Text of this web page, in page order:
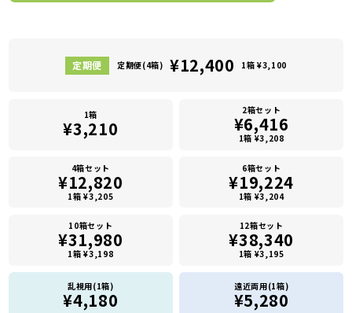
定期便(4箱) ¥12,400 1箱 ¥3,100
1箱
¥3,210
2箱セット
¥6,416
1箱 ¥3,208
4箱セット
¥12,820
1箱 ¥3,205
6箱セット
¥19,224
1箱 ¥3,204
10箱セット
¥31,980
1箱 ¥3,198
12箱セット
¥38,340
1箱 ¥3,195
乱視用(1箱)
¥4,180
遠近両用(1箱)
¥5,280